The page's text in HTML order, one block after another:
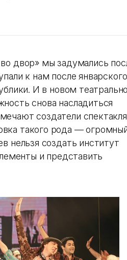
двор» мы задумались
к нам после январского
И в новом
снова насладиться
создатели спектакля
такого рода —
нельзя создать институт
и представить